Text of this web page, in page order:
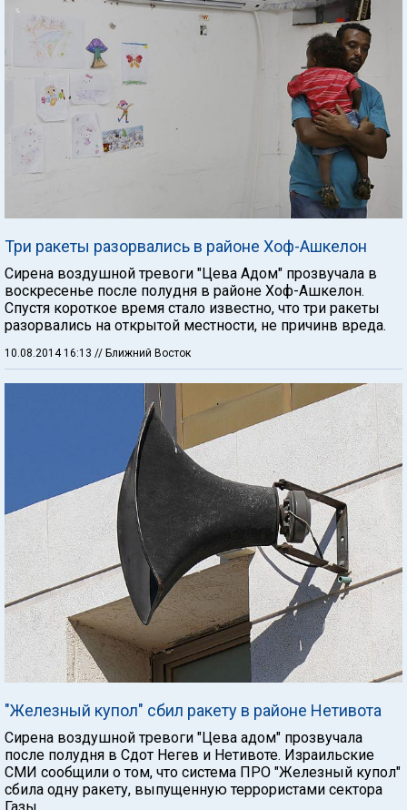
Три ракеты разорвались в районе Хоф-Ашкелон
Сирена воздушной тревоги "Цева Адом" прозвучала в
воскресенье после полудня в районе Хоф-Ашкелон.
Спустя короткое время стало известно, что три ракеты
разорвались на открытой местности, не причинв вреда.
10.08.2014 16:13 // Ближний Восток
"Железный купол" сбил ракету в районе Нетивота
Сирена воздушной тревоги "Цева адом" прозвучала
после полудня в Сдот Негев и Нетивоте. Израильские
СМИ сообщили о том, что система ПРО "Железный купол"
сбила одну ракету, выпущенную террористами сектора
Газы.